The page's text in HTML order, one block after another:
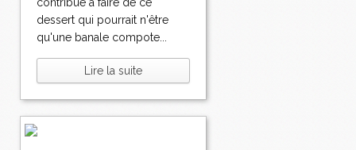
contribue à faire de ce
dessert qui pourrait n'être
qu'une banale compote...
Lire la suite